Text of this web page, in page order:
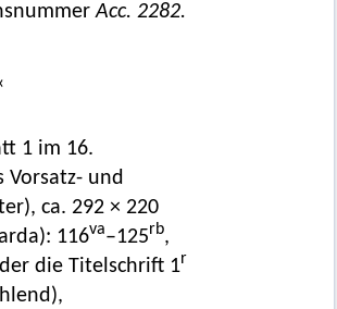
Acc. 2282.
1 im 16.
Vorsatz- und
ca. 292 × 220
116va–125rb,
die Titelschrift 1r